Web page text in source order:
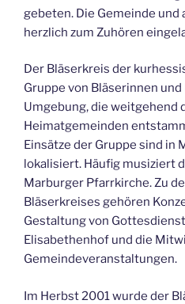
gebeten. Die Gemeinde
herzlich zum Zuhören
Der Bläserkreis der
Gruppe von Bläserinnen
Umgebung, die weitgehend
Heimatgemeinden
Einsätze der Gruppe sind in
lokalisiert. Häufig musiziert
Marburger Pfarrkirche. Zu
Bläserkreises gehören
Gestaltung von
Elisabethenhof und die
Gemeindeveranstaltungen.
Im Herbst 2001 wurde der